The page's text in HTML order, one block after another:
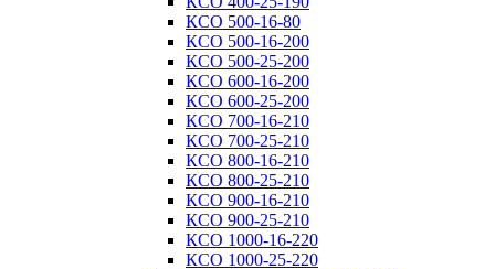
КСО 500-16-80
КСО 500-16-200
КСО 500-25-200
КСО 600-16-200
КСО 600-25-200
КСО 700-16-210
КСО 700-25-210
КСО 800-16-210
КСО 800-25-210
КСО 900-16-210
КСО 900-25-210
КСО 1000-16-220
КСО 1000-25-220